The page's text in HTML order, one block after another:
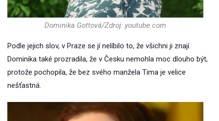
Dominika Gottová/Zdroj: youtube.com
Podle jejich slov, v Praze se jí nelíbilo to, že všichni ji znají.
Dominika také prozradila, že v Česku nemohla moc dlouho být,
protože pochopila, že bez svého manžela Tima je velice
nešťastná.